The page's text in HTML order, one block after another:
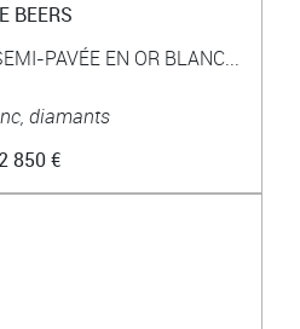
BEERS
PAVÉE EN OR BLANC...
diamants
2 850 €